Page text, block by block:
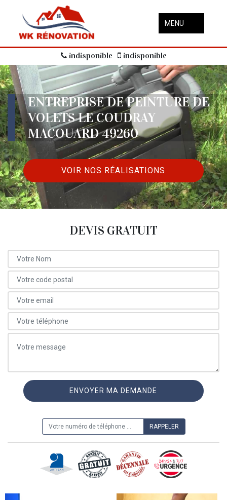
MENU
indisponible indisponible
ENTREPRISE DE PEINTURE DE
VOLETS LE COUDRAY
MACOUARD 49260
VOIR NOS RÉALISATIONS
DEVIS GRATUIT